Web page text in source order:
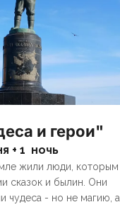
и герои"
+ 1  ночь
жили люди, которым
сказок и былин. Они
чудеса - но не магию, а